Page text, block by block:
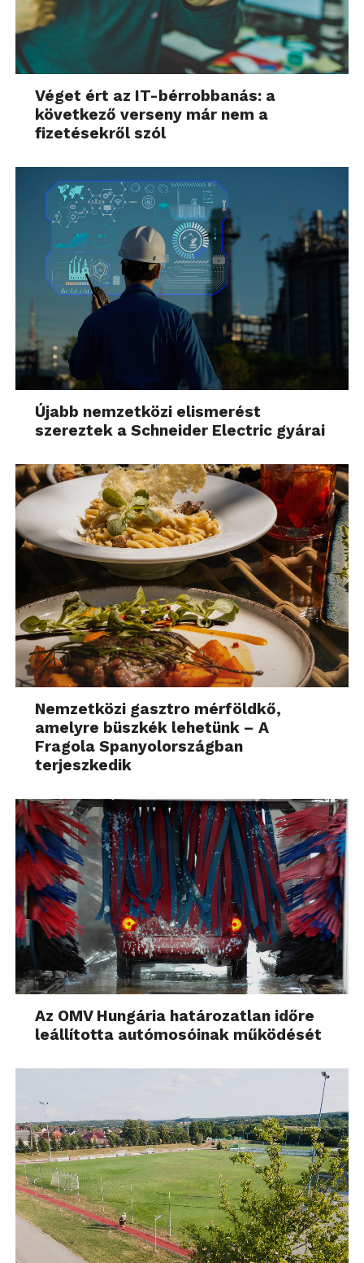
Véget ért az IT-bérrobbanás: a
következő verseny már nem a
fizetésekről szól
Újabb nemzetközi elismerést
szereztek a Schneider Electric gyárai
Nemzetközi gasztro mérföldkő,
amelyre büszkék lehetünk – A
Fragola Spanyolországban
terjeszkedik
Az OMV Hungária határozatlan időre
leállította autómosóinak működését